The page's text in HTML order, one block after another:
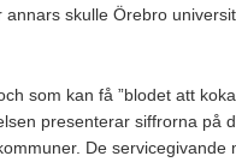
skulle Örebro
som kan få ”blodet att
presenterar siffrorna på
De servicegivande